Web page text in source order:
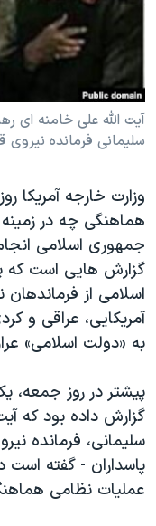
فرهنگ و زندگی
حقوق شهروندی
اقتصادی
علم و فناوری
اسرائیل در جنگ
آرشیو پخش زنده
مستندها
انتخابات ریاست جمهوری
حمله جمهوری اسلامی
رمز مهسا
ورزش زنان در ایران
مجموعه مستندهای
تریبونال مردمی آبان ۹۸
دادگاه حمید نوری
چهل سال گروگان‌گیری
قانون شفافیت دارائی
اسرائیل در جنگ
نرگس محمدی برنده
همایش محافظه‌کاران
دنبال کنید
زبانهای مختلف
آیت الله علی خامنه ای
سلیمانی فرمانده
وزارت خارجه آمریکا
هماهنگی چه در
جمهوری اسلامی
گزارش هایی است که
اسلامی از
آمریکایی، عراقی و
به «دولت اسلامی»
پیشتر در روز جمعه،
گزارش داده بود که
سلیمانی، فرمانده
پاسداران - گفته
عملیات نظامی